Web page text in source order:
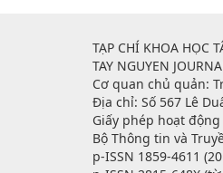
TẠP CHÍ KHOA HỌC
TAY NGUYEN
Cơ quan chủ quản:
Địa chỉ: Số 567 Lê
Giấy phép hoạt động
Bộ Thông tin và
p-ISSN 1859-4611